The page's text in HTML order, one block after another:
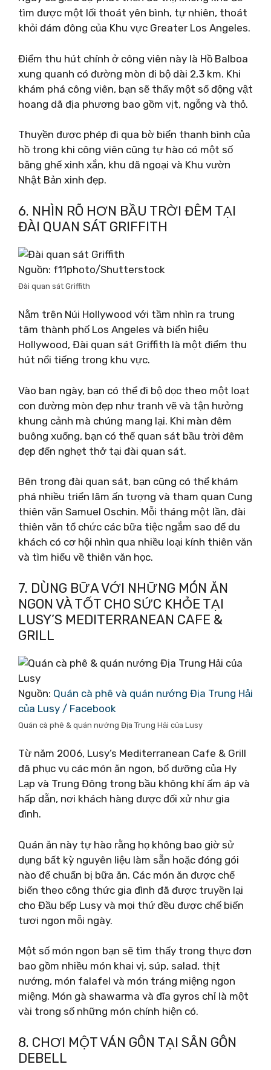
tìm được một lối thoát yên bình, tự nhiên, thoát
khỏi đám đông của Khu vực Greater Los Angeles.
Điểm thu hút chính ở công viên này là Hồ Balboa
xung quanh có đường mòn đi bộ dài 2,3 km. Khi
khám phá công viên, bạn sẽ thấy một số động vật
hoang dã địa phương bao gồm vịt, ngỗng và thỏ.
Thuyền được phép đi qua bờ biển thanh bình của
hồ trong khi công viên cũng tự hào có một số
băng ghế xinh xắn, khu dã ngoại và Khu vườn
Nhật Bản xinh đẹp.
6. NHÌN RÕ HƠN BẦU TRỜI ĐÊM TẠI
ĐÀI QUAN SÁT GRIFFITH
Nguồn: f11photo/Shutterstock
Đài quan sát Griffith
Nằm trên Núi Hollywood với tầm nhìn ra trung
tâm thành phố Los Angeles và biển hiệu
Hollywood, Đài quan sát Griffith là một điểm thu
hút nổi tiếng trong khu vực.
Vào ban ngày, bạn có thể đi bộ dọc theo một loạt
con đường mòn đẹp như tranh vẽ và tận hưởng
khung cảnh mà chúng mang lại. Khi màn đêm
buông xuống, bạn có thể quan sát bầu trời đêm
đẹp đến nghẹt thở tại đài quan sát.
Bên trong đài quan sát, bạn cũng có thể khám
phá nhiều triển lãm ấn tượng và tham quan Cung
thiên văn Samuel Oschin. Mỗi tháng một lần, đài
thiên văn tổ chức các bữa tiệc ngắm sao để du
khách có cơ hội nhìn qua nhiều loại kính thiên văn
và tìm hiểu về thiên văn học.
7. DÙNG BỮA VỚI NHỮNG MÓN ĂN
NGON VÀ TỐT CHO SỨC KHỎE TẠI
LUSY’S MEDITERRANEAN CAFE &
GRILL
Nguồn: Quán cà phê và quán nướng Địa Trung Hải
của Lusy / Facebook
Quán cà phê & quán nướng Địa Trung Hải của Lusy
Từ năm 2006, Lusy’s Mediterranean Cafe & Grill
đã phục vụ các món ăn ngon, bổ dưỡng của Hy
Lạp và Trung Đông trong bầu không khí ấm áp và
hấp dẫn, nơi khách hàng được đối xử như gia
đình.
Quán ăn này tự hào rằng họ không bao giờ sử
dụng bất kỳ nguyên liệu làm sẵn hoặc đóng gói
nào để chuẩn bị bữa ăn. Các món ăn được chế
biến theo công thức gia đình đã được truyền lại
cho Đầu bếp Lusy và mọi thứ đều được chế biến
tươi ngon mỗi ngày.
Một số món ngon bạn sẽ tìm thấy trong thực đơn
bao gồm nhiều món khai vị, súp, salad, thịt
nướng, món falafel và món tráng miệng ngon
miệng. Món gà shawarma và đĩa gyros chỉ là một
vài trong số những món chính hiện có.
8. CHƠI MỘT VÁN GÔN TẠI SÂN GÔN
DEBELL